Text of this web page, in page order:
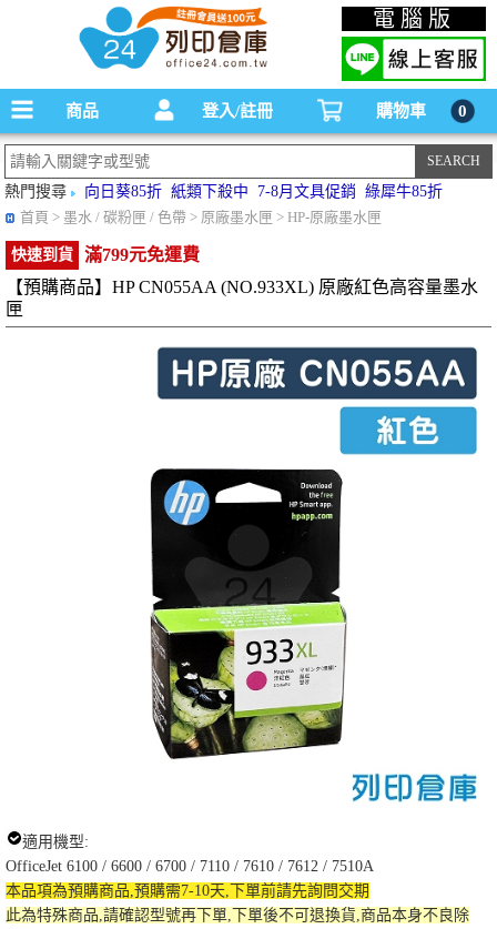
碳粉匣，墨水匣,原廠碳粉匣，副廠碳粉匣，環保碳粉匣,連續供墨印表機-office24列印
倉庫線上購物手機版
電腦版
商品 登入/註冊 購物車 0
熱門搜尋 向日葵85折 紙類下殺中 7-8月文具促銷
綠犀牛85折
首頁 > 墨水 / 碳粉匣 / 色帶 > 原廠墨水匣 > HP-原廠墨水匣
快速到貨
滿799元免運費
【預購商品】HP CN055AA (NO.933XL) 原廠紅色高容量墨水
匣
適用機型:
OfficeJet 6100 / 6600 / 6700 / 7110 / 7610 / 7612 / 7510A
本品項為預購商品,預購需7-10天,下單前請先詢問交期
此為特殊商品,請確認型號再下單,下單後不可退換貨,商品本身不良除